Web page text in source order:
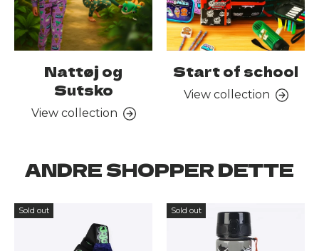
Nattøj og
Sutsko
View collection
Start of school
View collection
ANDRE SHOPPER DETTE
Sold out Sold out